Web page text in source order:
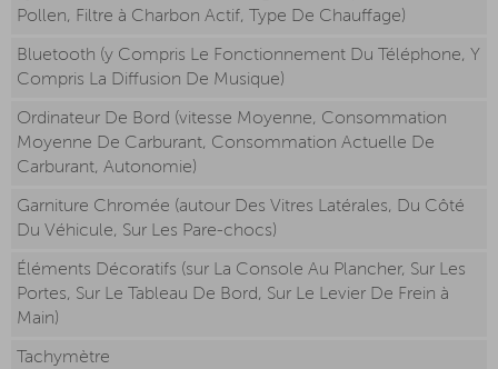
Pollen, Filtre à Charbon Actif, Type De Chauffage)
Bluetooth (y Compris Le Fonctionnement Du Téléphone, Y
Compris La Diffusion De Musique)
Ordinateur De Bord (vitesse Moyenne, Consommation
Moyenne De Carburant, Consommation Actuelle De
Carburant, Autonomie)
Garniture Chromée (autour Des Vitres Latérales, Du Côté
Du Véhicule, Sur Les Pare-chocs)
Éléments Décoratifs (sur La Console Au Plancher, Sur Les
Portes, Sur Le Tableau De Bord, Sur Le Levier De Frein à
Main)
Tachymètre